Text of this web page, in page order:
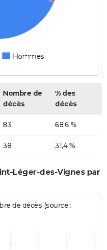
Hommes
Nombre de
décès
% des
décès
83 68,6 %
38 31,4 %
Léger-des-Vignes par
de décès (source :